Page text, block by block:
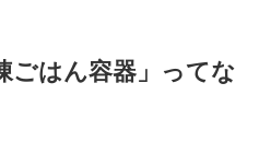
ごはん容器」ってな